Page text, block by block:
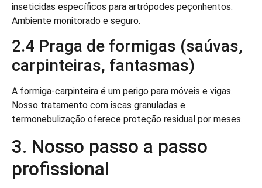
inseticidas específicos para artrópodes peçonhentos.
Ambiente monitorado e seguro.
2.4 Praga de formigas (saúvas,
carpinteiras, fantasmas)
A formiga-carpinteira é um perigo para móveis e vigas.
Nosso tratamento com iscas granuladas e
termonebulização oferece proteção residual por meses.
3. Nosso passo a passo
profissional